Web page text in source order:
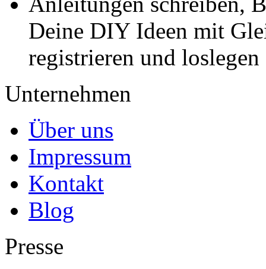
Deine DIY Ideen mit
registrieren und loslegen
Unternehmen
Über uns
Impressum
Kontakt
Blog
Presse